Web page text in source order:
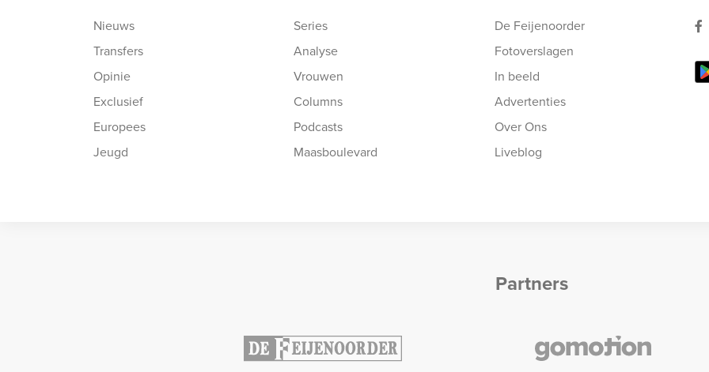
Nieuws
Transfers
Opinie
Exclusief
Europees
Jeugd
Series
Analyse
Vrouwen
Columns
Podcasts
Maasboulevard
De Feijenoorder
Fotoverslagen
In beeld
Advertenties
Over Ons
Liveblog
Partners